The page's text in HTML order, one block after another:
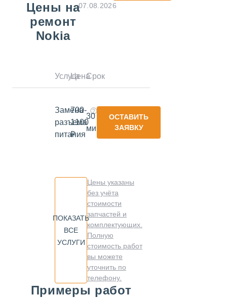
Цены на
ремонт
Nokia
07.08.2026
УслугаЦенаСрок
Замена
разъема
питания
700-
1100
₽
30
минут
ОСТАВИТЬ
ЗАЯВКУ
ПОКАЗАТЬ
ВСЕ
УСЛУГИ
Цены указаны
без учёта
стоимости
запчастей и
комплектующих.
Полную
стоимость работ
вы можете
уточнить по
телефону.
Примеры работ